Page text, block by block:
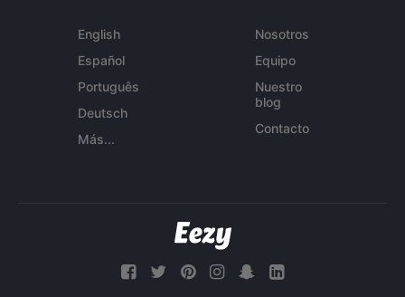
English
Español
Português
Deutsch
Más...
Nosotros
Equipo
Nuestro
blog
Contacto